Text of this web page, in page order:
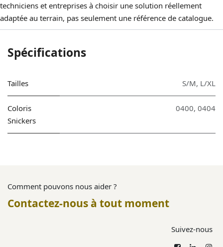
techniciens et entreprises à choisir une solution réellement
adaptée au terrain, pas seulement une référence de catalogue.
Spécifications
Tailles S/M, L/XL
Coloris
Snickers
0400, 0404
Comment pouvons nous aider ?
Contactez-nous à tout moment
Suivez-nous